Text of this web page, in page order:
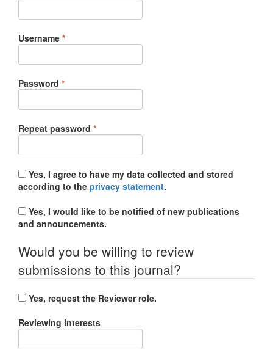
Username *Required
Password *Required
Repeat password *Required
according to the privacy statement.
and announcements.
Would you be willing to review
submissions to this journal?
Yes, request the Reviewer role.
Reviewing interests